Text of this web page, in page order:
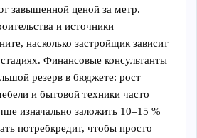
завышенной ценой за метр.
и источники
насколько застройщик зависит
Финансовые консультанты
резерв в бюджете: рост
и бытовой техники часто
изначально заложить 10–15 %
потребкредит, чтобы просто